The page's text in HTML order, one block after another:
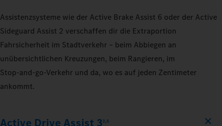
Assistenzsysteme wie der Active Brake Assist 6 oder der Active
Sideguard Assist 2 verschaffen dir die Extraportion
Fahrsicherheit im Stadtverkehr – beim Abbiegen an
unübersichtlichen Kreuzungen, beim Rangieren, im
Stop‑and‑go‑Verkehr und da, wo es auf jeden Zentimeter
ankommt.
Active Drive Assist 32,5